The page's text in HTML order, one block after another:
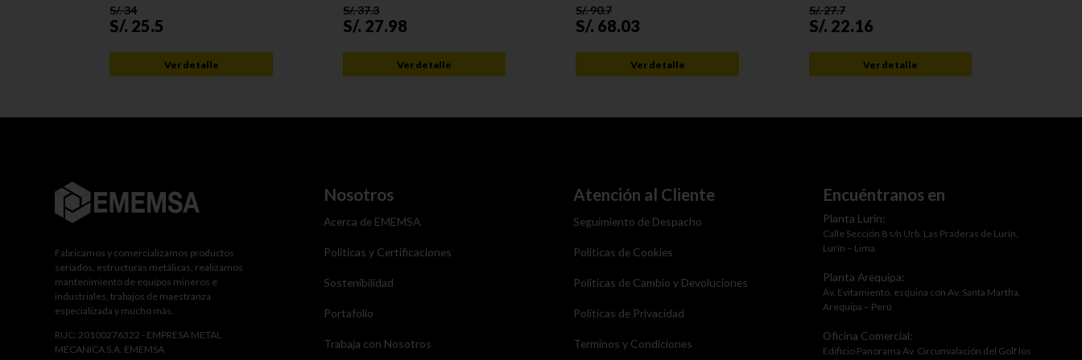
S/.34
S/. 25.5
Ver detalle
S/.37.3
S/. 27.98
Ver detalle
S/.90.7
S/. 68.03
Ver detalle
S/.27.7
S/. 22.16
Ver detalle
Fabricamos y comercializamos productos
seriados, estructuras metálicas, realizamos
mantenimiento de equipos mineros e
industriales, trabajos de maestranza
especializada y mucho más.
RUC: 20100276322 - EMPRESA METAL
MECANICA S.A. EMEMSA
Nosotros
Acerca de EMEMSA
Políticas y Certificaciones
Sostenibilidad
Portafolio
Trabaja con Nosotros
Atención al Cliente
Seguimiento de Despacho
Politicas de Cookies
Politicas de Cambio y Devoluciones
Politicas de Privacidad
Terminos y Condiciones
Encuéntranos en
Planta Lurín:
Calle Sección 8 s/n Urb. Las Praderas de Lurín,
Lurín – Lima.
Planta Arequipa:
Av. Evitamiento, esquina con Av. Santa Martha,
Arequipa – Perú
Oficina Comercial:
Edificio Panorama Av. Circunvalación del Golf los